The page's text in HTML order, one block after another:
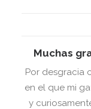
Muchas
Por desgracia
en el que mi
y